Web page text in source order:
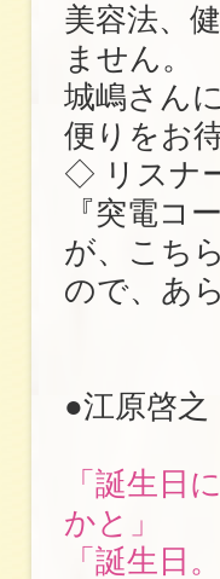
美容法、
ません。
城嶋さん
便りをお
◇ リスナ
『突電コ
が、こち
ので、あ
●江原啓
「誕生日
かと」
「誕生日